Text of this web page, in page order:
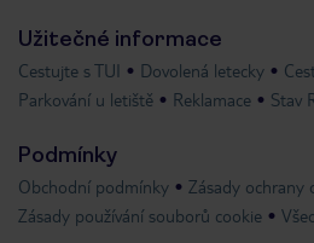
Užitečné informace
Cestujte s TUI Dovolená letecky
Parkování u letiště
Reklamace Stav
Podmínky
Obchodní podmínky
Zásady ochrany
Zásady používání souborů cookie